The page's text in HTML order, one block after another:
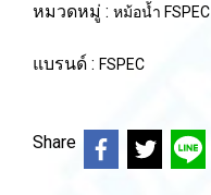
หมวดหมู่ : หม้อน้ำ FSPEC
แบรนด์ : FSPEC
Share